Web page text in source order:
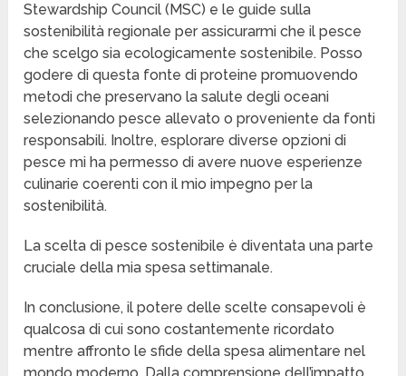
Stewardship Council (MSC) e le guide sulla
sostenibilità regionale per assicurarmi che il pesce
che scelgo sia ecologicamente sostenibile. Posso
godere di questa fonte di proteine promuovendo
metodi che preservano la salute degli oceani
selezionando pesce allevato o proveniente da fonti
responsabili. Inoltre, esplorare diverse opzioni di
pesce mi ha permesso di avere nuove esperienze
culinarie coerenti con il mio impegno per la
sostenibilità.
La scelta di pesce sostenibile è diventata una parte
cruciale della mia spesa settimanale.
In conclusione, il potere delle scelte consapevoli è
qualcosa di cui sono costantemente ricordato
mentre affronto le sfide della spesa alimentare nel